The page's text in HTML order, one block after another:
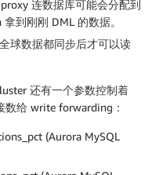
连数据库可能会分配到
到刚刚 DML 的数据。
球数据都同步后才可以读
还有一个参数控制着
数给 write forwarding：
(Aurora MySQL